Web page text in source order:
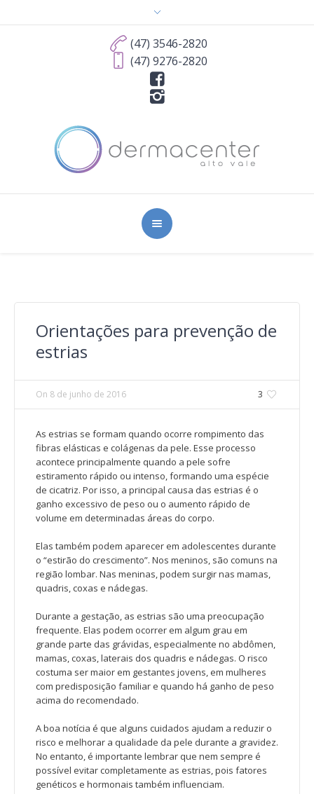
(47) 3546-2820
(47) 9276-2820
Orientações para prevenção de
estrias
3
On 8 de junho de 2016
As estrias se formam quando ocorre rompimento das
fibras elásticas e colágenas da pele. Esse processo
acontece principalmente quando a pele sofre
estiramento rápido ou intenso, formando uma espécie
de cicatriz. Por isso, a principal causa das estrias é o
ganho excessivo de peso ou o aumento rápido de
volume em determinadas áreas do corpo.
Elas também podem aparecer em adolescentes durante
o “estirão do crescimento”. Nos meninos, são comuns na
região lombar. Nas meninas, podem surgir nas mamas,
quadris, coxas e nádegas.
Durante a gestação, as estrias são uma preocupação
frequente. Elas podem ocorrer em algum grau em
grande parte das grávidas, especialmente no abdômen,
mamas, coxas, laterais dos quadris e nádegas. O risco
costuma ser maior em gestantes jovens, em mulheres
com predisposição familiar e quando há ganho de peso
acima do recomendado.
A boa notícia é que alguns cuidados ajudam a reduzir o
risco e melhorar a qualidade da pele durante a gravidez.
No entanto, é importante lembrar que nem sempre é
possível evitar completamente as estrias, pois fatores
genéticos e hormonais também influenciam.